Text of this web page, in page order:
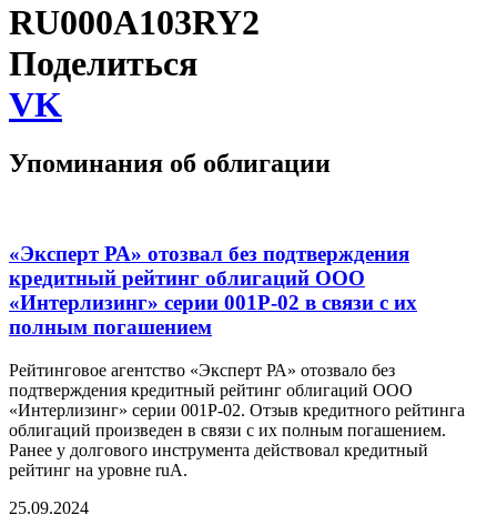
RU000A103RY2
Поделиться
VK
Упоминания об облигации
«Эксперт РА» отозвал без подтверждения
кредитный рейтинг облигаций ООО
«Интерлизинг» серии 001P-02 в связи с их
полным погашением
Рейтинговое агентство «Эксперт РА» отозвало без
подтверждения кредитный рейтинг облигаций ООО
«Интерлизинг» серии 001P-02. Отзыв кредитного рейтинга
облигаций произведен в связи с их полным погашением.
Ранее у долгового инструмента действовал кредитный
рейтинг на уровне ruA.
25.09.2024